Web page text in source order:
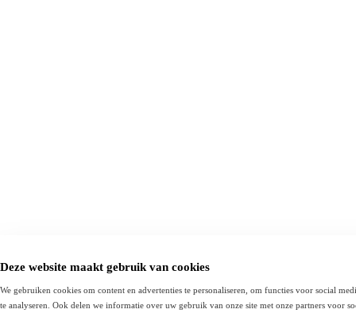
Deze website maakt gebruik van cookies
We gebruiken cookies om content en advertenties te personaliseren, om functies voor social
te analyseren. Ook delen we informatie over uw gebruik van onze site met onze partners voor